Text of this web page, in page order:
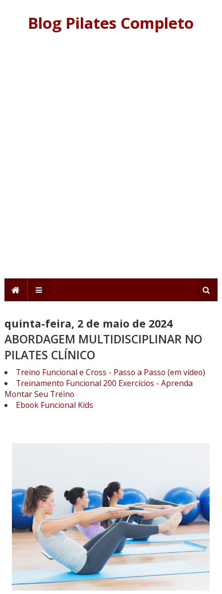
Blog Pilates Completo
quinta-feira, 2 de maio de 2024
ABORDAGEM MULTIDISCIPLINAR NO
PILATES CLÍNICO
Treino Funcional e Cross - Passo a Passo (em vídeo)
Treinamento Funcional 200 Exercícios - Aprenda
Montar Seu Treino
Ebook Funcional Kids